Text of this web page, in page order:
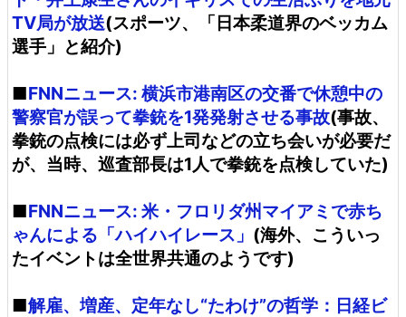
TV局が放送(スポーツ、「日本柔道界のベッカム
選手」と紹介)
■FNNニュース: 横浜市港南区の交番で休憩中の
警察官が誤って拳銃を1発発射させる事故(事故、
拳銃の点検には必ず上司などの立ち会いが必要だ
が、当時、巡査部長は1人で拳銃を点検していた)
■FNNニュース: 米・フロリダ州マイアミで赤ち
ゃんによる「ハイハイレース」 (海外、こういっ
たイベントは全世界共通のようです)
■解雇、増産、定年なし“たわけ”の哲学：日経ビ